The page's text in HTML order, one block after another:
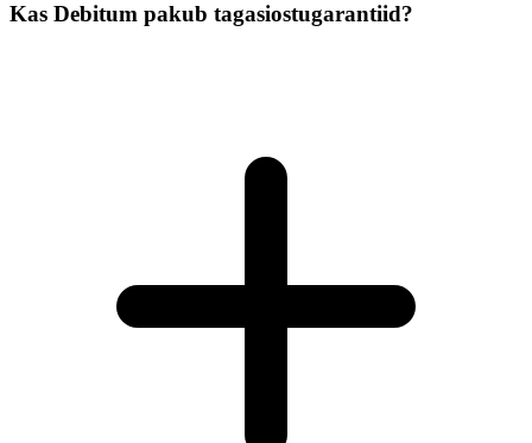
Kas Debitum pakub tagasiostugarantiid?